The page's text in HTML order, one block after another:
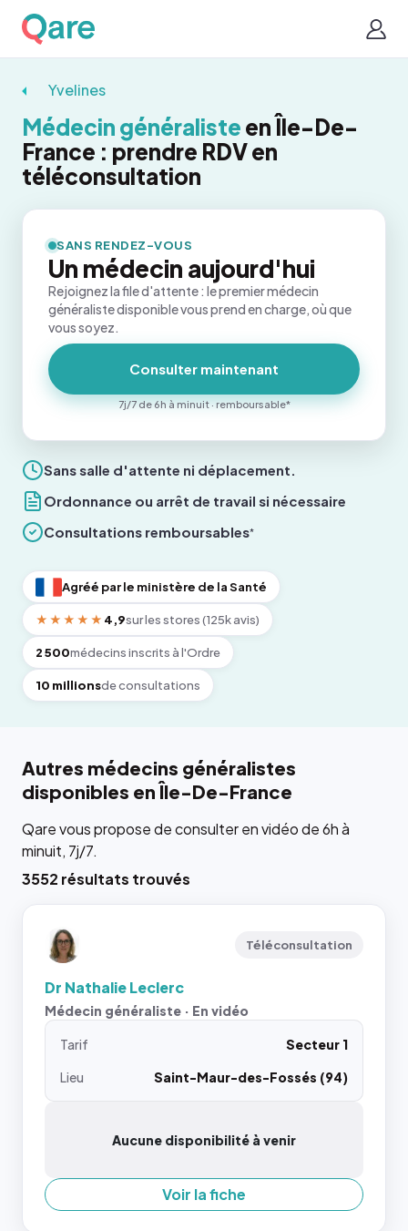
Yvelines
Médecin généraliste en Île-De-
France : prendre RDV en
téléconsultation
Sans salle d'attente ni déplacement.
Ordonnance ou arrêt de travail si nécessaire
Consultations remboursables*
Agréé par le ministère de la Santé
★★★★★ 4,9sur les stores (125k avis)
2 500médecins inscrits à l'Ordre
10 millionsde consultations
SANS RENDEZ-VOUS
Un médecin aujourd'hui
Rejoignez la file d'attente : le premier médecin
généraliste disponible vous prend en charge, où que
vous soyez.
Consulter maintenant
7j/7 de 6h à minuit · remboursable*
Autres médecins généralistes
disponibles en Île-De-France
Qare vous propose de consulter en vidéo de 6h à
minuit, 7j/7.
3552 résultats trouvés
Téléconsultation
Dr Nathalie Leclerc
Médecin généraliste · En vidéo
Tarif
Secteur 1
Lieu
Saint-Maur-des-Fossés (94)
Aucune disponibilité à venir
Voir la fiche